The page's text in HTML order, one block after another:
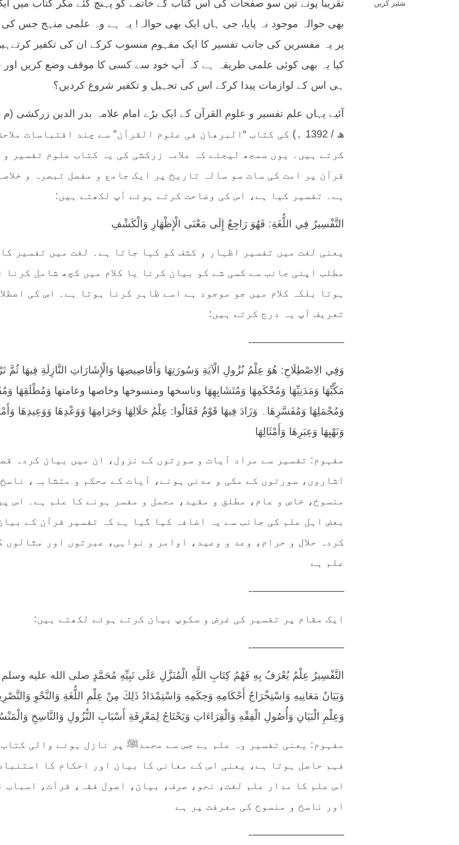
شئیر کریں
تقریباً پونے تین سو صفحات کی اس کتاب کے خاتمے کو پہنچ گئے مگر کتاب میں
بھی حوالہ موجود نہ پایا، جی ہاں ایک بھی حوالہ! یہ ہے وہ علمی منہج جس کی
پر یہ مفسرین کی جانب تفسیر کا ایک مفہوم منسوب کرکے ان کی تکفیر
کیا یہ بھی کوئی علمی طریقہ ہے کہ آپ خود سے کسی کا موقف وضع کریں اور
ہی اس کے لوازمات پیدا کرکے اس کی تجہیل و تکفیر شروع کردیں؟
ھ / 1392 ء) کی کتاب “البرھان فی علوم القرآن” سے چند اقتباسات
کرتے ہیں۔ یوں سمجھ لیجئے کہ علامہ زرکشی کی یہ کتاب علوم تفسیر و
قرآن پر امت کی سات سو سالہ تاریخ پر ایک جامع و مفصل تبصرہ و خلاصہ
ہے۔ تفسیر کیا ہے، اس کی وضاحت کرتے ہوئے آپ لکھتے ہیں:
التَّفْسِيرُ فِي اللُّغَةِ: فَهُوَ رَاجِعٌ إِلَى مَعْنَى الْإِظْهَارِ وَالْكَشْفِ
یعنی لغت میں تفسیر اظہار و کشف کو کہا جاتا ہے۔ لغت میں تفسیر کا
مطلب اپنی جانب سے کسی شے کو بیان کرنا یا کلام میں کچھ شامل کرنا
ہوتا بلکہ کلام میں جو موجود ہے اسے ظاہر کرنا ہوتا ہے۔ اس کی
تعریف آپ یہ درج کرتے ہیں:
—————————-
وَفِي الِاصْطِلَاحِ: هُوَ عِلْمُ نُزُولِ الْآيَةِ وَسُورَتِهَا وَأَقَاصِيصِهَا وَالْإِشَارَاتِ النَّازِلَةِ فِيهَا ثُمَّ
مَكِّيِّهَا وَمَدَنِيِّهَا وَمُحْكَمِهَا وَمُتَشَابِهِهَا وناسخها ومنسوخها وخاصها وعامتها وَمُطْلَقِهَا
وَمُجْمَلِهَا وَمُفَسَّرِهَا۔ وَزَادَ فِيهَا قَوْمٌ فَقَالُوا: عِلْمُ حَلَالِهَا وَحَرَامِهَا وَوَعْدِهَا وَوَعِيدِهَا
وَنَهْيِهَا وَعِبَرِهَا وَأَمْثَالِهَا
مفہوم: تفسیر سے مراد آیات و سورتوں کے نزول، ان میں بیان کردہ
اشاروں، سورتوں کے مکی و مدنی ہونے، آیات کے محکم و متشابہ،
منسوخ، خاص و عام، مطلق و مقید، مجمل و مفسر ہونے کا علم ہے۔ اس پر
بعض اہل علم کی جانب سے یہ اضافہ کیا گیا ہے کہ تفسیر قرآن کے
کردہ حلال و حرام، وعد و وعید، اوامر و نواہی، عبرتوں اور مثالوں
علم ہے
—————————-
ایک مقام پر تفسیر کی غرض و سکوپ بیان کرتے ہوئے لکھتے ہیں:
—————————-
التَّفْسِيرُ عِلْمٌ يُعْرَفُ بِهِ فَهْمُ كِتَابِ اللَّهِ الْمُنَزَّلِ عَلَى نَبِيِّهِ مُحَمَّدٍ صلى الله عليه وسلم
وَبَيَانُ مَعَانِيهِ وَاسْتِخْرَاجُ أَحْكَامِهِ وَحِكَمِهِ وَاسْتِمْدَادُ ذَلِكَ مِنْ عِلْمِ اللُّغَةِ وَالنَّحْوِ
وَعِلْمِ الْبَيَانِ وَأُصُولِ الْفِقْهِ وَالْقِرَاءَاتِ وَيَحْتَاجُ لِمَعْرِفَةِ أَسْبَابِ النُّزُولِ وَالنَّاسِخِ
مفہوم: یعنی تفسیر وہ علم ہے جس سے محمدﷺ پر نازل ہونے والی کتاب
فہم حاصل ہوتا ہے، یعنی اس کے معانی کا بیان اور احکام کا
اس علم کا مدار علم لغت، نحو، صرف، بیان، اصول فقہ، قرآت، اسباب
اور ناسخ و منسوخ کی معرفت پر ہے
—————————-